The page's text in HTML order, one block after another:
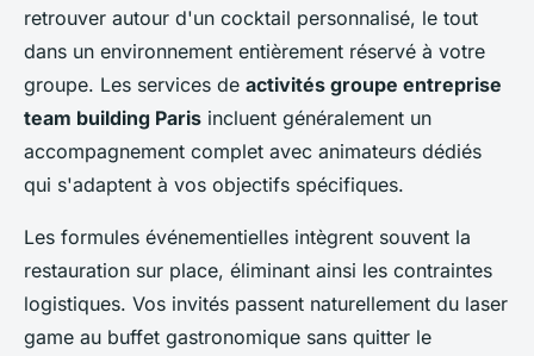
retrouver autour d'un cocktail personnalisé, le tout
dans un environnement entièrement réservé à votre
groupe. Les services de activités groupe entreprise
team building Paris incluent généralement un
accompagnement complet avec animateurs dédiés
qui s'adaptent à vos objectifs spécifiques.
Les formules événementielles intègrent souvent la
restauration sur place, éliminant ainsi les contraintes
logistiques. Vos invités passent naturellement du laser
game au buffet gastronomique sans quitter le